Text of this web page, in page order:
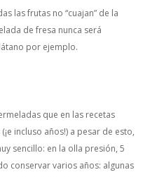
las frutas no “cuajan” de la
de fresa nunca será
por ejemplo.
que en las recetas
incluso años!) a pesar de esto,
sencillo: en la olla presión, 5
conservar varios años: algunas